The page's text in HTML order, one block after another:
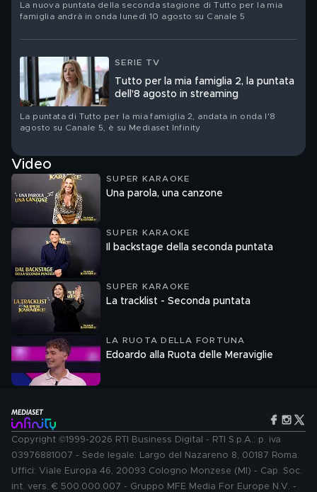
La nuova puntata della seconda stagione di Tutto per la mia
famiglia andrà in onda lunedì 10 agosto su Canale 5
SERIE TV
Tutto per la mia famiglia 2, la puntata
dell'8 agosto in streaming
La puntata di Tutto per la mia famiglia 2, andata in onda l'8
agosto su Canale 5, è su Mediaset Infinity
Video
SUPER KARAOKE
Una parola, una canzone
SUPER KARAOKE
Il backstage della seconda puntata
SUPER KARAOKE
La tracklist - Seconda puntata
LA RUOTA DELLA FORTUNA
Edoardo alla Ruota delle Meraviglie
Copyright ©1999-2026 RTI Business Digital - RTI S.p.A.: p. iva
03976881007 - Sede legale: Largo del Nazareno 8, 00187 Roma.
Uffici: Viale Europa 46, 20093 Cologno Monzese (MI) - Cap. Soc.
int. vers. € 500.000.007 - Gruppo MFE Media For Europe N.V. -